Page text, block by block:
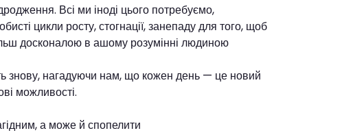
Всі ми іноді цього потребуємо,
цикли росту, стогнації, занепаду для того, щоб
досконалою в ашому розумінні людиною
знову, нагадуючи нам, що кожен день — це новий
можливості.
а може й спопелити